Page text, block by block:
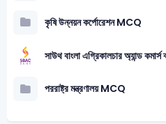
কৃষি উন্নয়ন কর্পোরেশন MCQ
সাউথ বাংলা এগ্রিকালচার অ্যান্ড
পররাষ্ট্র মন্ত্রণালয় MCQ